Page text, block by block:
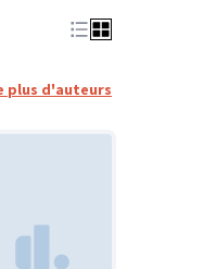
plus d'auteurs